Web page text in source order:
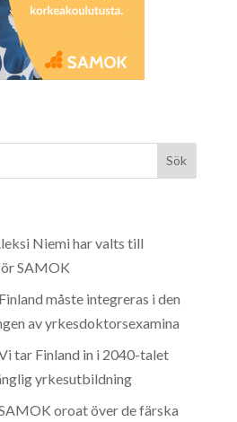
Niemi har valts till
SAMOK
måste integreras i den
av yrkesdoktorsexamina
tar Finland in i 2040-talet
yrkesutbildning
oroat över de färska